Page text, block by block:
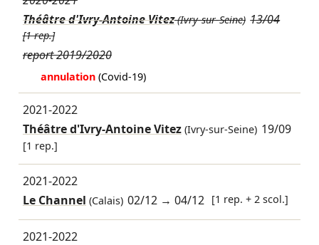
Théâtre d'Ivry-Antoine Vitez(Ivry-sur-Seine) 13/04
[1 rep.]
report 2019/2020
annulation (Covid-19)
2021-2022
Théâtre d'Ivry-Antoine Vitez(Ivry-sur-Seine) 19/09
[1 rep.]
2021-2022
Le Channel (Calais) 02/12 →04/12 [1 rep. + 2 scol.]
2021-2022